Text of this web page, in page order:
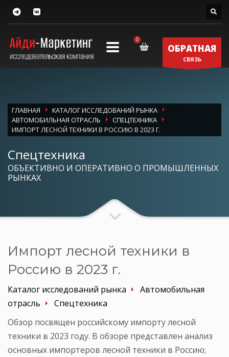
ОБРАТНАЯ
СВЯЗЬ
ГЛАВНАЯ
КАТАЛОГ ИССЛЕДОВАНИЙ РЫНКА
АВТОМОБИЛЬНАЯ ОТРАСЛЬ
СПЕЦТЕХНИКА
ИМПОРТ ЛЕСНОЙ ТЕХНИКИ В РОССИЮ В 2023 Г.
Спецтехника
ОБЪЕКТИВНО И ОПЕРАТИВНО О ПРОМЫШЛЕННЫХ
РЫНКАХ
Импорт лесной техники в
Россию в 2023 г.
Каталог исследований рынка
Автомобильная
отрасль
Спецтехника
Обзор посвящен российскому импорту лесной
техники в 2023 году. В обзоре представлен анализ
основных импортеров лесной техники в Россию;